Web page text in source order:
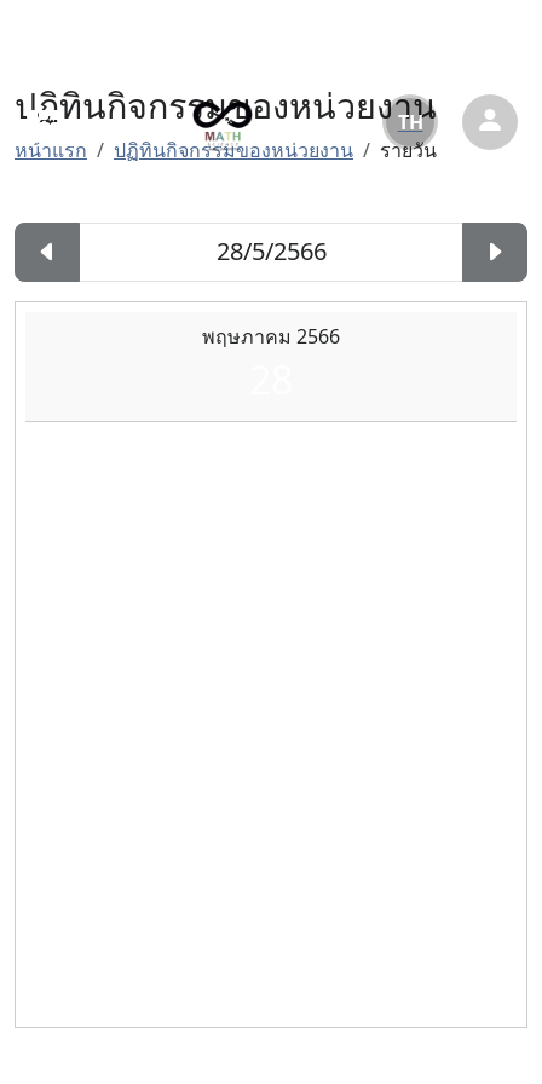
TH
ปฏิทินกิจกรรมของหน่วยงาน
หน้าแรก ปฏิทินกิจกรรมของหน่วยงาน รายวัน
พฤษภาคม 2566